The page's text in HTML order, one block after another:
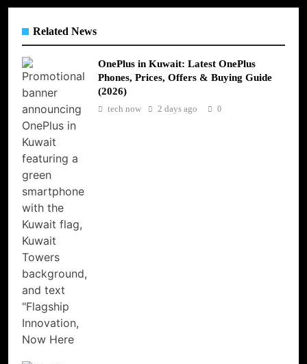
Related News
OnePlus in Kuwait: Latest OnePlus
Phones, Prices, Offers & Buying Guide
(2026)
tech now 2 days ago 0